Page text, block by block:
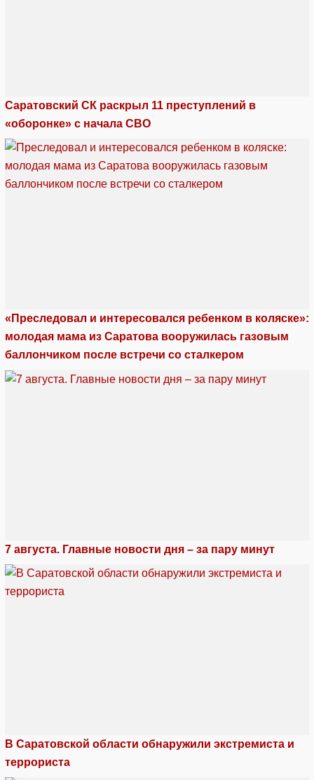
Саратовский СК раскрыл 11 преступлений в
«оборонке» с начала СВО
«Преследовал и интересовался ребенком в коляске»:
молодая мама из Саратова вооружилась газовым
баллончиком после встречи со сталкером
7 августа. Главные новости дня – за пару минут
В Саратовской области обнаружили экстремиста и
террориста